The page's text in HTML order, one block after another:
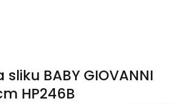
sliku BABY GIOVANNI
HP246B